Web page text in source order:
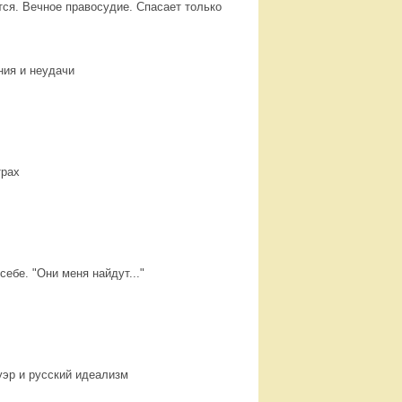
Вечное правосудие. Спасает только
и неудачи
"Они меня найдут..."
и русский идеализм